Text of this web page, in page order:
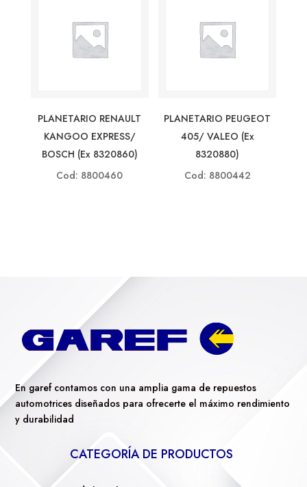
PLANETARIO RENAULT
KANGOO EXPRESS/
BOSCH (ex 8320860)
Cod: 8800460
PLANETARIO PEUGEOT
405/ VALEO (ex
8320880)
Cod: 8800442
En garef contamos con una amplia gama de repuestos
automotrices diseñados para ofrecerte el máximo rendimiento
y durabilidad
CATEGORÍA DE PRODUCTOS